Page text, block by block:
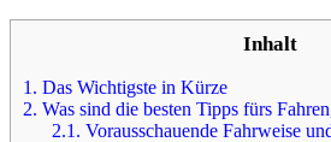
Inhalt
1. Das Wichtigste in Kürze
2. Was sind die besten Tipps fürs
2.1. Vorausschauende Fahrweise